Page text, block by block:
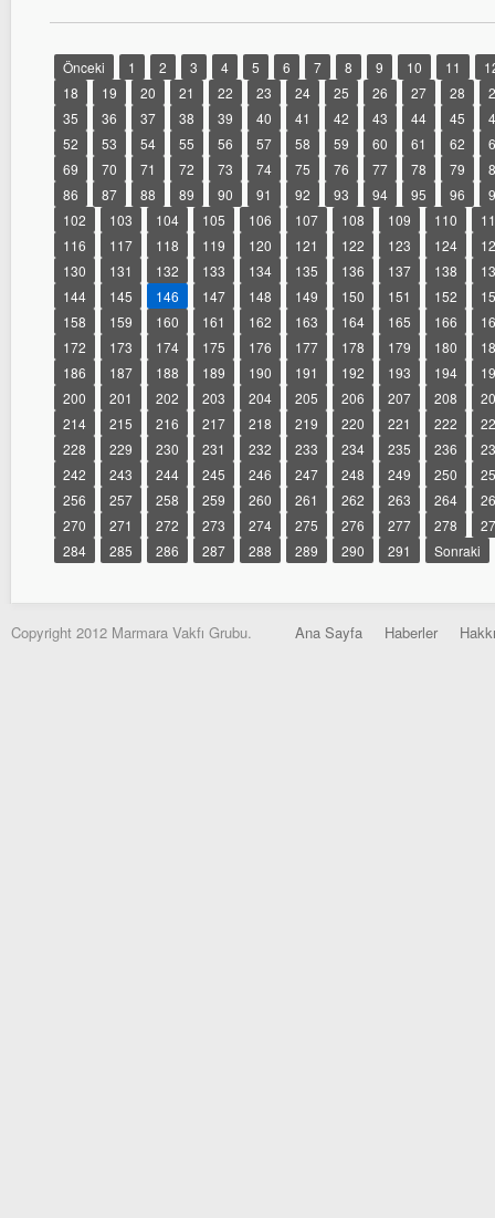
Önceki 1 2 3 4 5 6 7 8 9 10 11
18
19 20 21 22 23 24 25 26 27 28
35
36 37 38 39 40 41 42 43 44 45
52
53 54 55 56 57 58 59 60 61 62
69
70 71 72 73 74 75 76 77 78 79
86
87 88 89 90 91 92 93 94 95 96
102
103 104 105 106 107 108 109 110
116
117 118 119 120 121 122 123 124
130
131 132 133 134 135 136 137 138
144
145 146 147 148 149 150 151 152
158
159 160 161 162 163 164 165 166
172
173 174 175 176 177 178 179 180
186
187 188 189 190 191 192 193 194
200
201 202 203 204 205 206 207 208
214
215 216 217 218 219 220 221 222
228
229 230 231 232 233 234 235 236
242
243 244 245 246 247 248 249 250
256
257 258 259 260 261 262 263 264
270
271 272 273 274 275 276 277 278
284
285 286 287 288 289 290 291 Sonraki
Copyright 2012 Marmara Vakfı Grubu. Ana Sayfa Haberler